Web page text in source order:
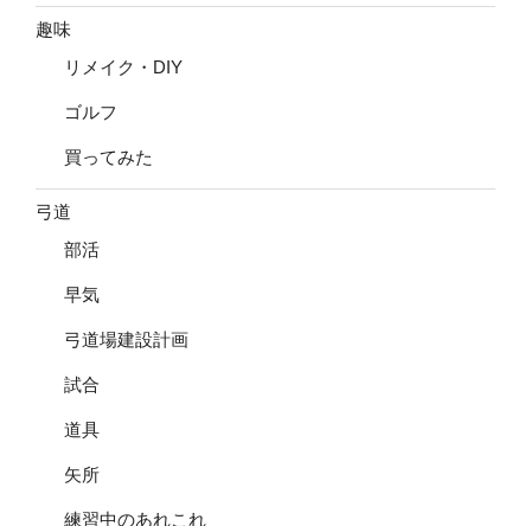
趣味
リメイク・DIY
ゴルフ
買ってみた
弓道
部活
早気
弓道場建設計画
試合
道具
矢所
練習中のあれこれ